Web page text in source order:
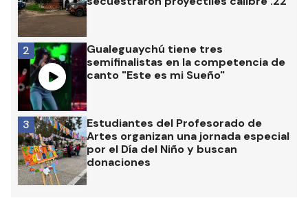
Gualeguaychú tiene tres
semifinalistas en la competencia de
canto "Este es mi Sueño"
2
Estudiantes del Profesorado de
Artes organizan una jornada especial
por el Día del Niño y buscan
donaciones
3